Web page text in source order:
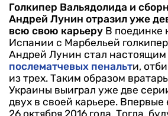
Голкипер Вальядолида и
Андрей Лунин отразил уже
всю свою карьеру В поединке
Испании с Марбельей
Андрей Лунин стал настоящим
послематчевых пенальти,
из трех. Таким образом
Украины выиграл уже две
двух в своей карьере. Впервые
26 октября 2016 года. Тогда,